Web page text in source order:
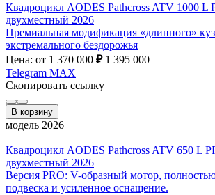
Квадроцикл AODES Pathcross ATV 1000 L
двухместный 2026
Премиальная модификация «длинного»
экстремального бездорожья
Цена: от 1 370 000 ₽ 1 395 000
Telegram MAX
Скопировать ссылку
В корзину
модель 2026
Квадроцикл AODES Pathcross ATV 650 L
двухместный 2026
Версия PRO: V-образный мотор,
подвеска и усиленное оснащение.